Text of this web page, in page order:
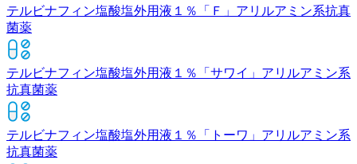
テルビナフィン塩酸塩外用液１％「Ｆ」 アリルアミン系抗真
菌薬
テルビナフィン塩酸塩外用液１％「サワイ」 アリルアミン系
抗真菌薬
テルビナフィン塩酸塩外用液１％「トーワ」 アリルアミン系
抗真菌薬